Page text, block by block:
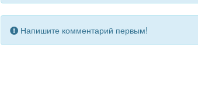
Напишите комментарий первым!